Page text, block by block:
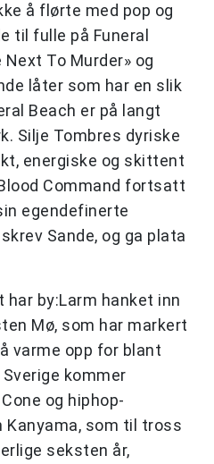
å flørte med pop og
til fulle på Funeral
Next To Murder» og
låter som har en slik
Beach er på langt
Silje Tombres dyriske
energiske og skittent
Command fortsatt
egendefinerte
Sande, og ga plata
by:Larm hanket inn
Mø, som har markert
varme opp for blant
kommer
og hiphop-
som til tross
seksten år,